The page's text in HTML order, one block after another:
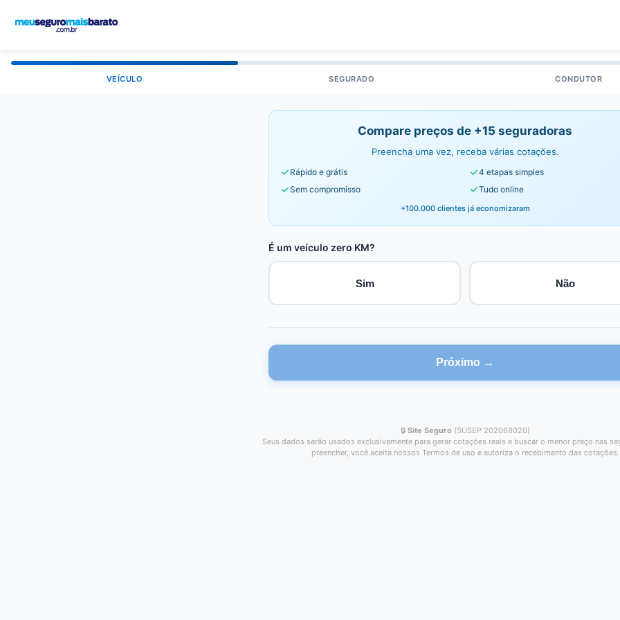
VEÍCULO SEGURADO CONDUTOR
Compare preços de +15 seguradoras
Preencha uma vez, receba várias cotações.
Rápido e grátis
4 etapas simples
Sem compromisso
Tudo online
+100.000 clientes já economizaram
É um veículo zero KM?
Sim Não
Próximo →
🔒 Site Seguro (SUSEP 202068020)
Seus dados serão usados exclusivamente para gerar cotações reais e buscar o menor preço nas
preencher, você aceita nossos Termos de uso e autoriza o recebimento das cotações.